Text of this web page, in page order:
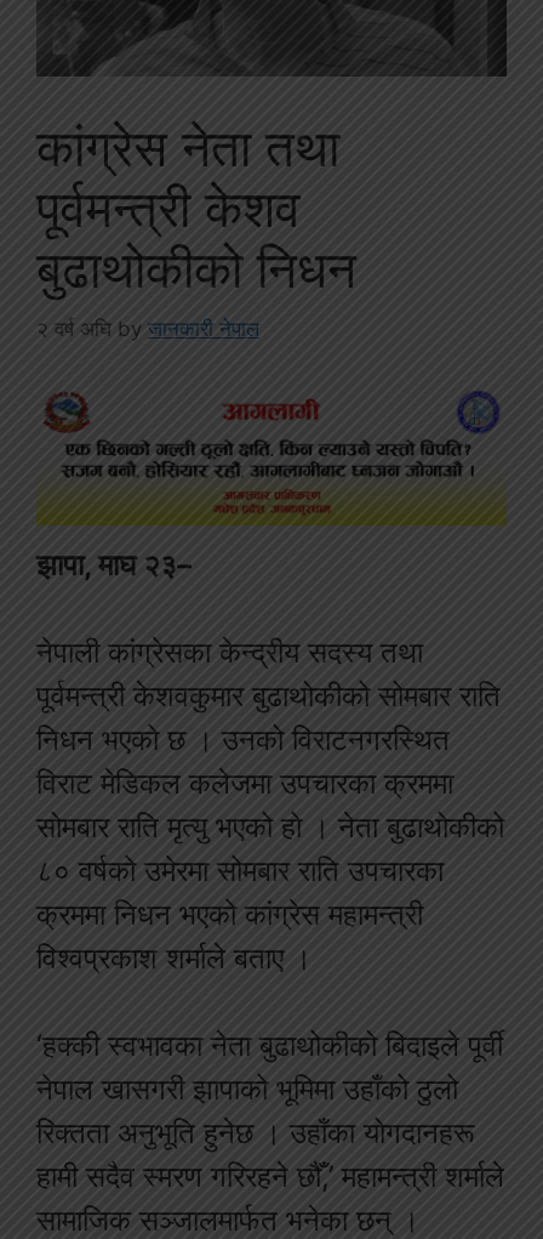
कांग्रेस नेता तथा
पूर्वमन्त्री केशव
बुढाथोकीको निधन
२ वर्ष अघि by जानकारी नेपाल
झापा, माघ २३–
नेपाली कांग्रेसका केन्द्रीय सदस्य तथा
पूर्वमन्त्री केशवकुमार बुढाथोकीको सोमबार राति
निधन भएको छ । उनको विराटनगरस्थित
विराट मेडिकल कलेजमा उपचारका क्रममा
सोमबार राति मृत्यु भएको हो । नेता बुढाथोकीको
८० वर्षको उमेरमा सोमबार राति उपचारका
क्रममा निधन भएको कांग्रेस महामन्त्री
विश्वप्रकाश शर्माले बताए ।
‘हक्की स्वभावका नेता बुढाथोकीको बिदाइले पूर्वी
नेपाल खासगरी झापाको भूमिमा उहाँको ठुलो
रिक्तता अनुभूति हुनेछ । उहाँका योगदानहरू
हामी सदैव स्मरण गरिरहने छौँ,’ महामन्त्री शर्माले
सामाजिक सञ्जालमार्फत भनेका छन् ।